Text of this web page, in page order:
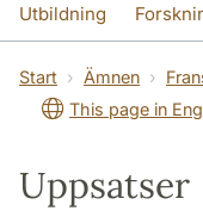
Utbildning
SOL-husen Kontakt
översättning till
Start Ämnen
This page in
Uppsatser